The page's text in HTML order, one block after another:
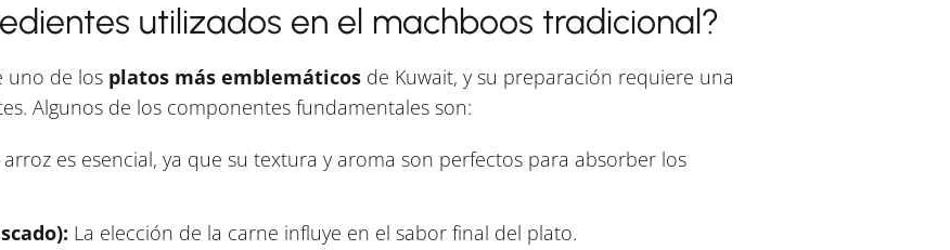
utilizados en el machboos tradicional?
uno de los platos más emblemáticosde Kuwait, y su preparación requiere una
Algunos de los componentes fundamentales son:
es esencial, ya que su textura y aroma son perfectos para absorber los
La elección de la carne influye en el sabor final del plato.